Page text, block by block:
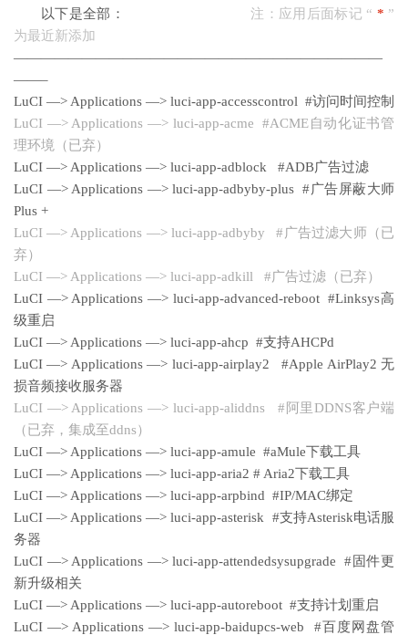
以下是全部： 注：应用后面标记 “ * ”
为最近新添加
———————————————————————————
——–
LuCI —> Applications —> luci-app-accesscontrol #访问时间控制
LuCI —> Applications —> luci-app-acme #ACME自动化证书管
理环境（已弃）
LuCI —> Applications —> luci-app-adblock #ADB广告过滤
LuCI —> Applications —> luci-app-adbyby-plus #广告屏蔽大师
Plus +
LuCI —> Applications —> luci-app-adbyby #广告过滤大师（已
弃）
LuCI —> Applications —> luci-app-adkill #广告过滤（已弃）
LuCI —> Applications —> luci-app-advanced-reboot #Linksys高
级重启
LuCI —> Applications —> luci-app-ahcp #支持AHCPd
LuCI —> Applications —> luci-app-airplay2 #Apple AirPlay2 无
损音频接收服务器
LuCI —> Applications —> luci-app-aliddns #阿里DDNS客户端
（已弃，集成至ddns）
LuCI —> Applications —> luci-app-amule #aMule下载工具
LuCI —> Applications —> luci-app-aria2 # Aria2下载工具
LuCI —> Applications —> luci-app-arpbind #IP/MAC绑定
LuCI —> Applications —> luci-app-asterisk #支持Asterisk电话服
务器
LuCI —> Applications —> luci-app-attendedsysupgrade #固件更
新升级相关
LuCI —> Applications —> luci-app-autoreboot #支持计划重启
LuCI —> Applications —> luci-app-baidupcs-web #百度网盘管